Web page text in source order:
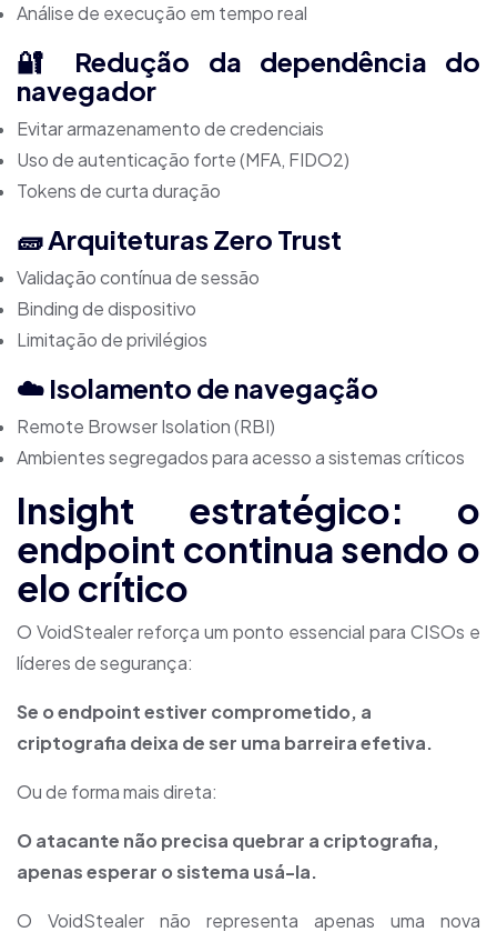
Análise de execução em tempo real
🔐 Redução da dependência do
navegador
Evitar armazenamento de credenciais
Uso de autenticação forte (MFA, FIDO2)
Tokens de curta duração
🧱 Arquiteturas Zero Trust
Validação contínua de sessão
Binding de dispositivo
Limitação de privilégios
☁️ Isolamento de navegação
Remote Browser Isolation (RBI)
Ambientes segregados para acesso a sistemas críticos
Insight estratégico: o
endpoint continua sendo o
elo crítico
O VoidStealer reforça um ponto essencial para CISOs e
líderes de segurança:
Se o endpoint estiver comprometido, a
criptografia deixa de ser uma barreira efetiva.
Ou de forma mais direta:
O atacante não precisa quebrar a criptografia,
apenas esperar o sistema usá-la.
O VoidStealer não representa apenas uma nova